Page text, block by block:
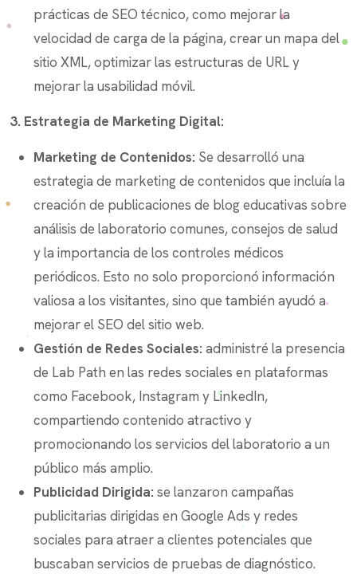
prácticas de SEO técnico, como mejorar la
velocidad de carga de la página, crear un mapa del
sitio XML, optimizar las estructuras de URL y
mejorar la usabilidad móvil.
3. Estrategia de Marketing Digital:
Marketing de Contenidos: Se desarrolló una
estrategia de marketing de contenidos que incluía la
creación de publicaciones de blog educativas sobre
análisis de laboratorio comunes, consejos de salud
y la importancia de los controles médicos
periódicos. Esto no solo proporcionó información
valiosa a los visitantes, sino que también ayudó a
mejorar el SEO del sitio web.
Gestión de Redes Sociales: administré la presencia
de Lab Path en las redes sociales en plataformas
como Facebook, Instagram y LinkedIn,
compartiendo contenido atractivo y
promocionando los servicios del laboratorio a un
público más amplio.
Publicidad Dirigida: se lanzaron campañas
publicitarias dirigidas en Google Ads y redes
sociales para atraer a clientes potenciales que
buscaban servicios de pruebas de diagnóstico.